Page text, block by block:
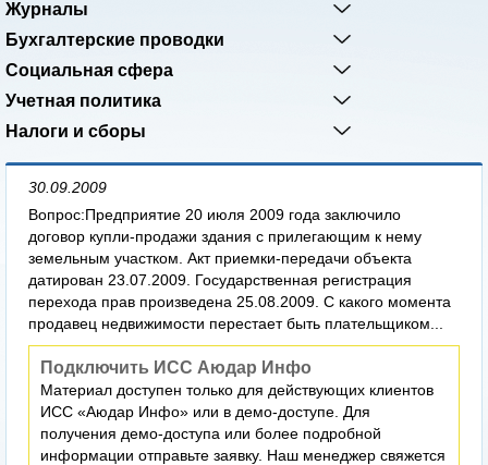
Журналы
Бухгалтерские проводки
Социальная сфера
Учетная политика
Налоги и сборы
30.09.2009
Вопрос:Предприятие 20 июля 2009 года заключило
договор купли-продажи здания с прилегающим к нему
земельным участком. Акт приемки-передачи объекта
датирован 23.07.2009. Государственная регистрация
перехода прав произведена 25.08.2009. С какого момента
продавец недвижимости перестает быть плательщиком...
Подключить ИСС Аюдар Инфо
Материал доступен только для действующих клиентов
ИСС «Аюдар Инфо» или в демо-доступе. Для
получения демо-доступа или более подробной
информации отправьте заявку. Наш менеджер свяжется